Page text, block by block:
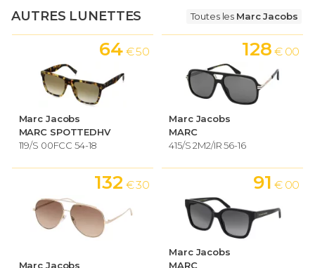
AUTRES LUNETTES Toutes les Marc Jacobs
Marc Jacobs
MARC SPOTTEDHV
119/S 00FCC 54-18
64 € 50
Marc Jacobs
MARC
415/S 2M2/IR 56-16
128 € 00
Marc Jacobs
132 € 30
Marc Jacobs
MARC
91 € 00